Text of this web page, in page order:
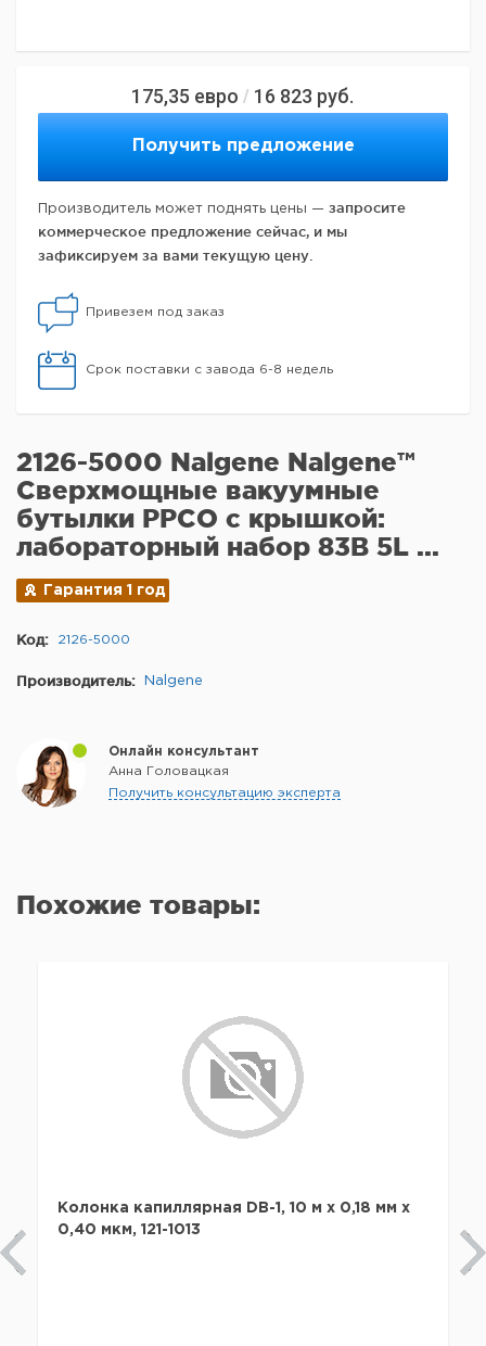
175,35 евро / 16 823 руб.
Получить предложение
Производитель может поднять цены — запросите
коммерческое предложение сейчас, и мы
зафиксируем за вами текущую цену.
Привезем под заказ
Срок поставки с завода 6-8 недель
2126-5000 Nalgene Nalgene™
Сверхмощные вакуумные
бутылки PPCO с крышкой:
лабораторный набор 83B 5L ...
Гарантия 1 год
Код: 2126-5000
Производитель: Nalgene
Онлайн консультант
Анна Головацкая
Получить консультацию эксперта
Похожие товары:
Колонка капиллярная DB-1, 10 м x 0,18 мм х
0,40 мкм, 121-1013